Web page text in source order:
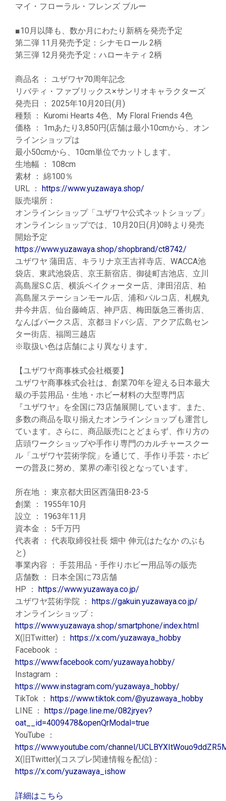
マイ・フローラル・フレンズ ブルー
■10月以降も、数か月にわたり新柄を発売予定
第二弾 11月発売予定：シナモロール 2柄
第三弾 12月発売予定：ハローキティ 2柄
商品名 ： ユザワヤ70周年記念
リバティ・ファブリックス×サンリオキャラクターズ
発売日 ： 2025年10月20日(月)
種類 ： Kuromi Hearts 4色、My Floral Friends 4色
価格 ： 1mあたり3,850円(店舗は最小10cmから、オン
ラインショップは
最小50cmから、10cm単位でカットします。
生地幅 ： 108cm
素材 ： 綿100％
URL ： https://www.yuzawaya.shop/
販売場所：
オンラインショップ「ユザワヤ公式ネットショップ」
オンラインショップでは、10月20日(月)0時より発売
開始予定
https://www.yuzawaya.shop/shopbrand/ct8742/
ユザワヤ 蒲田店、キラリナ京王吉祥寺店、WACCA池
袋店、東武池袋店、京王新宿店、御徒町吉池店、立川
高島屋S.C.店、横浜ベイクォーター店、津田沼店、柏
高島屋ステーションモール店、浦和パルコ店、札幌丸
井今井店、仙台藤崎店、神戸店、梅田阪急三番街店、
なんばパークス店、京都ヨドバシ店、アクア広島セン
ター街店、福岡三越店
※取扱い色は店舗により異なります。
【ユザワヤ商事株式会社概要】
ユザワヤ商事株式会社は、創業70年を迎える日本最大
級の手芸用品・生地・ホビー材料の大型専門店
『ユザワヤ』を全国に73店舗展開しています。また、
多数の商品を取り揃えたオンラインショップも運営し
ています。さらに、商品販売にとどまらず、作り方の
店頭ワークショップや手作り専門のカルチャースクー
ル「ユザワヤ芸術学院」を通じて、手作り手芸・ホビ
ーの普及に努め、業界の牽引役となっています。
所在地 ： 東京都大田区西蒲田8-23-5
創業 ： 1955年10月
設立 ： 1963年11月
資本金 ： 5千万円
代表者 ： 代表取締役社長 畑中 伸元(はたなか のぶも
と)
事業内容 ： 手芸用品・手作りホビー用品等の販売
店舗数 ： 日本全国に73店舗
HP ： https://www.yuzawaya.co.jp/
ユザワヤ芸術学院 ： https://gakuin.yuzawaya.co.jp/
オンラインショップ：
https://www.yuzawaya.shop/smartphone/index.html
X(旧Twitter) ： https://x.com/yuzawaya_hobby
Facebook ：
https://www.facebook.com/yuzawaya.hobby/
Instagram ：
https://www.instagram.com/yuzawaya_hobby/
TikTok ： https://www.tiktok.com/@yuzawaya_hobby
LINE ： https://page.line.me/082jryev?
oat__id=4009478&openQrModal=true
YouTube ：
https://www.youtube.com/channel/
X(旧Twitter)(コスプレ関連情報を配信)：
https://x.com/yuzawaya_ishow
詳細はこちら